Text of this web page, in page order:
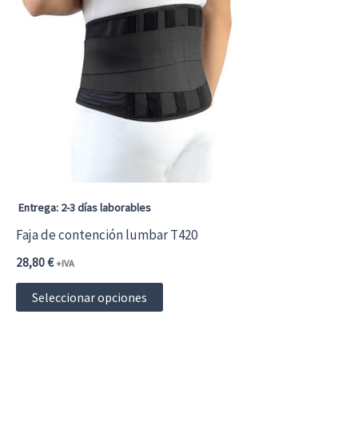
Las
se
pueden
elegir
la
de
Entrega: 2-3 días laborables
Faja de contención lumbar T420
28,80€ +IVA
Seleccionar opciones
Este
producto